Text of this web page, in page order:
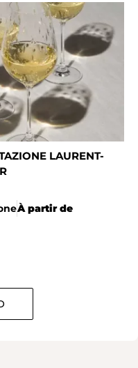
LAURENT-
À partir de